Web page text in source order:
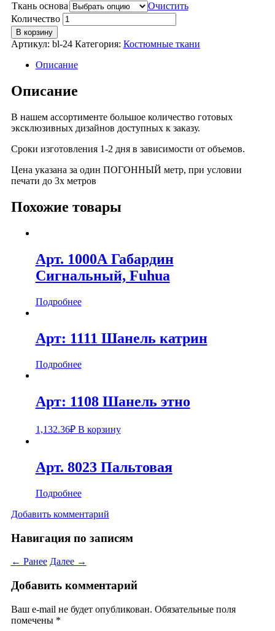
Ткань основа
Очистить
Количество
В корзину
Артикул: bl-24 Категория: Костюмные ткани
Описание
Описание
В нашем ассортименте большое количество готовых
эксклюзивных дизайнов доступных к заказу.
Сроки изготовления 1-2 дня в зависимости от объемов.
Цена указана за один ПОГОННЫЙ метр, при условии
печати до 3х метров
Похожие товары
Арт. 1000А Габардин
Сигнальный, Fuhua
Подробнее
Арт: 1111 Шанель катрин
Подробнее
Арт: 1108 Шанель этно
1,132.36₽ В корзину
Арт. 8023 Пальтовая
Подробнее
Добавить комментарий
Навигация по записям
← Ранее Далее →
Добавить комментарий
Ваш e-mail не будет опубликован. Обязательные поля
помечены *